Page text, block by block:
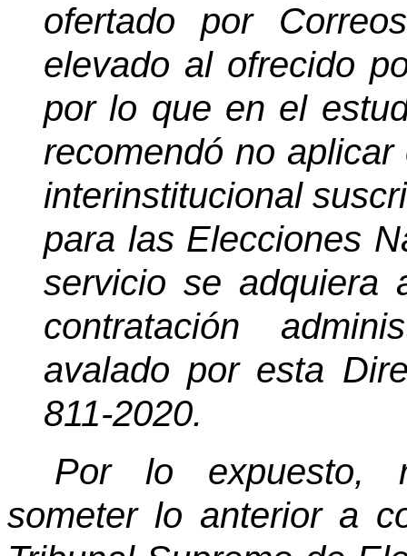
ofertado por
elevado al ofrecido
por lo que en el
recomendó no
interinstitucional
para las Elecciones
servicio se adquiera
contratación
avalado por esta
811-2020.
Por lo expuesto,
someter lo anterior a